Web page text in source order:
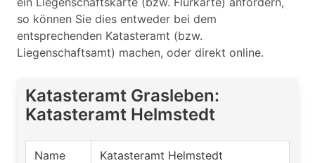
so können Sie dies entweder bei dem
entsprechenden Katasteramt (bzw.
Liegenschaftsamt) machen, oder direkt online.
Katasteramt Grasleben:
Katasteramt Helmstedt
Name Katasteramt Helmstedt